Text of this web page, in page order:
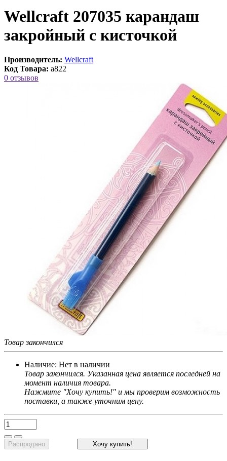
Wellcraft 207035 карандаш
закройный с кисточкой
Производитель: Wellcraft
Код Товара: a822
0 отзывов
Товар закончился
Наличие: Нет в наличии
Товар закончился. Указанная цена является последней на
момент наличия товара.
Нажмите "Хочу купить!" и мы проверим возможность
поставки, а также уточним цену.
Распродано Хочу купить!